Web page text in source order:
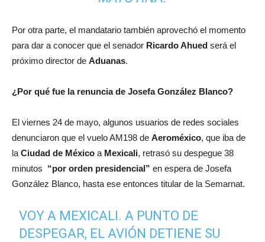
Por otra parte, el mandatario también aprovechó el momento
para dar a conocer que el senador Ricardo Ahued será el
próximo director de Aduanas.
¿Por qué fue la renuncia de Josefa González Blanco?
El viernes 24 de mayo, algunos usuarios de redes sociales
denunciaron que el vuelo AM198 de Aeroméxico, que iba de
la Ciudad de México a Mexicali, retrasó su despegue 38
minutos “por orden presidencial” en espera de Josefa
González Blanco, hasta ese entonces titular de la Semarnat.
VOY A MEXICALI. A PUNTO DE
DESPEGAR, EL AVIÓN DETIENE SU